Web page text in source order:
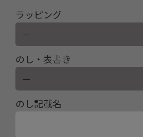
ラッピング
のし・表書き
のし記載名